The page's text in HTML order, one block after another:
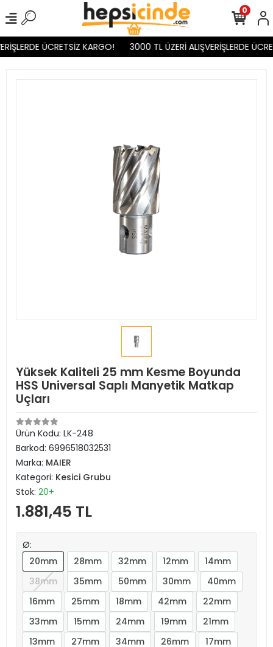
ÜCRETSİZ KARGO! 3000 TL ÜZERİ ALIŞVERİŞLERDE
0
Yüksek Kaliteli 25 mm Kesme Boyunda
HSS Universal Saplı Manyetik Matkap
Uçları
Ürün Kodu: LK-248
Barkod: 6996518032531
Marka: MAIER
Kategori: Kesici Grubu
Stok: 20+
1.881,45 TL
Ø:
20mm
28mm 32mm 12mm
14mm
38mm
35mm 50mm 30mm
40mm
16mm
25mm 18mm 42mm
22mm
33mm
15mm 24mm 19mm
21mm
13mm
27mm 34mm 26mm
17mm